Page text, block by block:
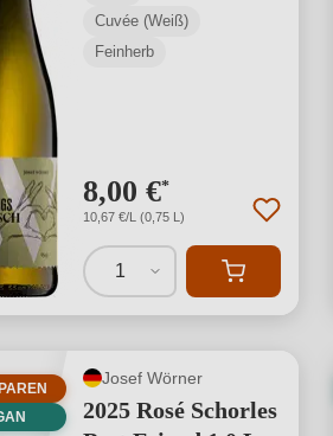
Cuvée (Weiß)
Feinherb
8,00 €*
10,67 €/L (0,75 L)
1
Josef Wörner
2025 Rosé Schorles